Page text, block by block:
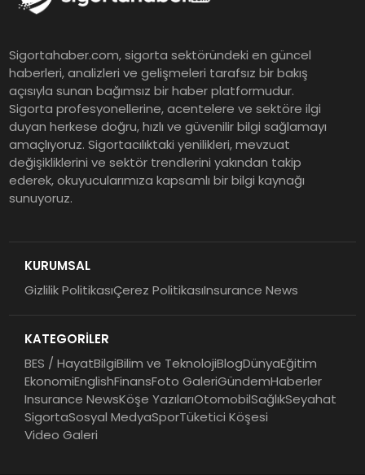
Sigortahaber.com, sigorta sektöründeki en güncel
haberleri, analizleri ve gelişmeleri tarafsız bir bakış
açısıyla sunan bağımsız bir haber platformudur.
Sigorta profesyonellerine, acentelere ve sektöre ilgi
duyan herkese doğru, hızlı ve güvenilir bilgi sağlamayı
amaçlıyoruz. Sigortacılıktaki yenilikleri, mevzuat
değişikliklerini ve sektör trendlerini yakından takip
ederek, okuyucularımıza kapsamlı bir bilgi kaynağı
sunuyoruz.
KURUMSAL
Gizlilik PolitikasıÇerez PolitikasıInsurance News
KATEGORİLER
BES / HayatBilgiBilim ve TeknolojiBlogDünyaEğitim
EkonomiEnglishFinansFoto GaleriGündemHaberler
Insurance NewsKöşe YazılarıOtomobilSağlıkSeyahat
SigortaSosyal MedyaSporTüketici Köşesi
Video Galeri